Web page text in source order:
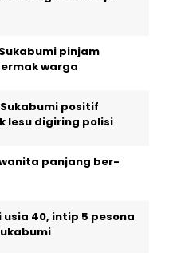
pinjam
warga
positif
lesu digiring polisi
panjang ber-
40, intip 5 pesona